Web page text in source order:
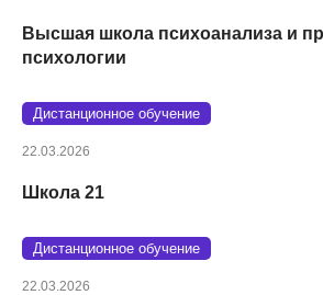
Высшая школа психоанализа и
психологии
Дистанционное обучение
22.03.2026
Школа 21
Дистанционное обучение
22.03.2026